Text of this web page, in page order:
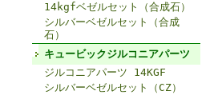
14kgfベゼルセット（合成石）
シルバーベゼルセット（合成
石）
キュービックジルコニアパーツ
ジルコニアパーツ 14KGF
シルバーベゼルセット（CZ）